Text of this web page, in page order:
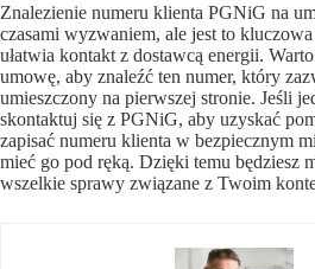
Znalezienie numeru klienta PGNiG na
czasami wyzwaniem, ale jest to
ułatwia kontakt z dostawcą energii.
umowę, aby znaleźć ten numer, który
umieszczony na pierwszej stronie. Jeśli
skontaktuj się z PGNiG, aby uzyskać
zapisać numeru klienta w bezpiecznym
mieć go pod ręką. Dzięki temu będziesz
wszelkie sprawy związane z Twoim